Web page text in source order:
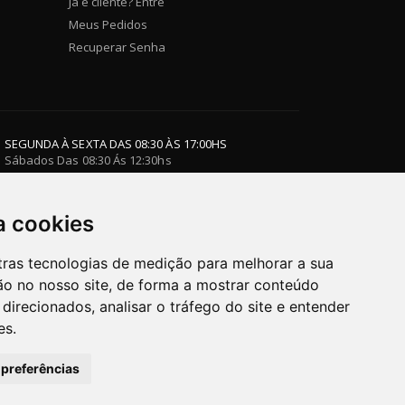
cookies
tecnologias de medição para melhorar a sua
no nosso site, de forma a mostrar conteúdo
analisar o tráfego do site e entender
Meus Pedidos
Recuperar Senha
SEGUNDA À SEXTA DAS 08:30 ÀS 17:00HS
Sábados Das 08:30 Ás 12:30hs
Virtual.
contato conosco.